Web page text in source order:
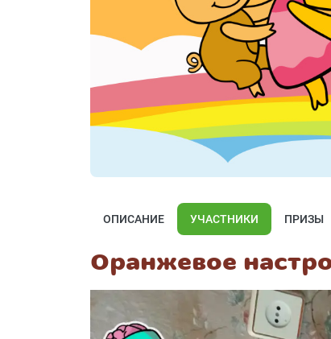
ОПИСАНИЕ УЧАСТНИКИ ПРИЗЫ
Оранжевое